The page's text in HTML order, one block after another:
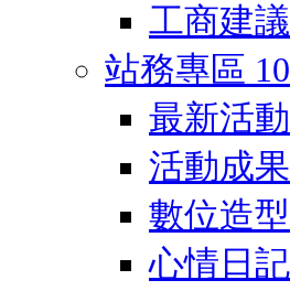
工商建
站務專區 10
最新活動
活動成果
數位造型
心情日記